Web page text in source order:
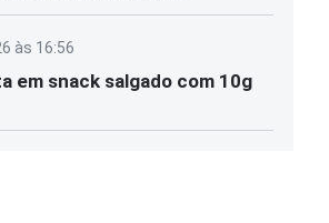
às 16:56
em snack salgado com 10g